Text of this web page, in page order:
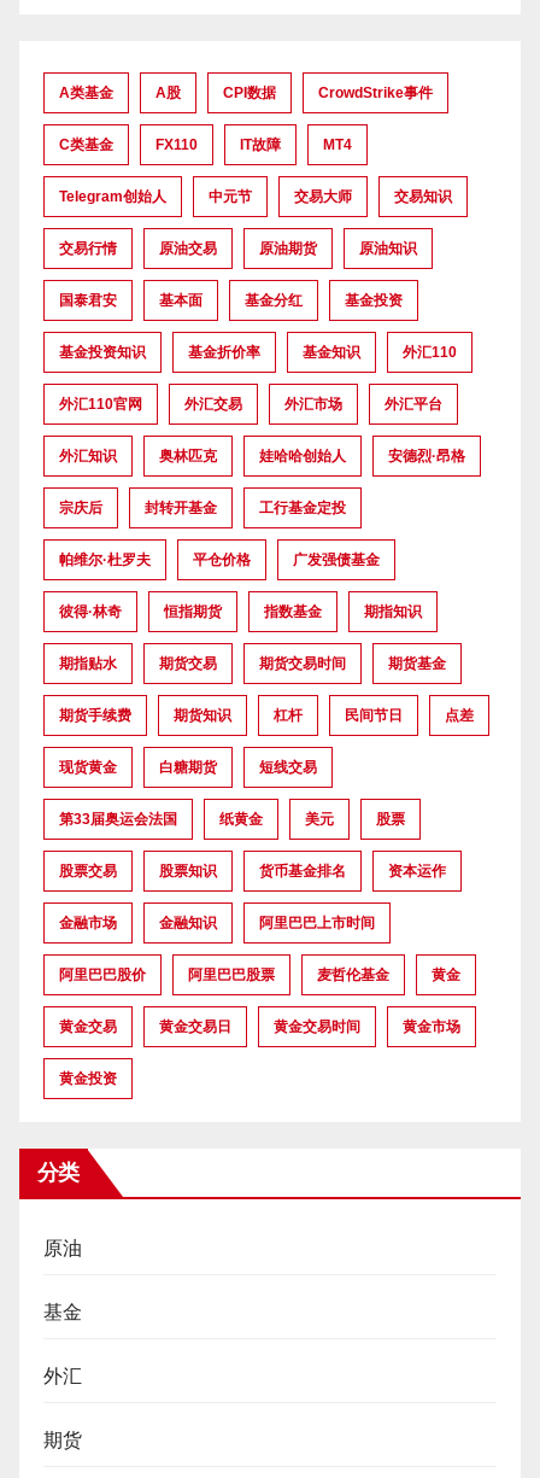
A类基金 A股 CPI数据 CrowdStrike事件
C类基金 FX110 IT故障 MT4
Telegram创始人 中元节 交易大师 交易知识
交易行情 原油交易 原油期货 原油知识
国泰君安 基本面 基金分红 基金投资
基金投资知识 基金折价率 基金知识 外汇110
外汇110官网 外汇交易 外汇市场 外汇平台
外汇知识 奥林匹克 娃哈哈创始人 安德烈·昂格
宗庆后 封转开基金 工行基金定投
帕维尔·杜罗夫 平仓价格 广发强债基金
彼得·林奇 恒指期货 指数基金 期指知识
期指贴水 期货交易 期货交易时间 期货基金
期货手续费 期货知识 杠杆 民间节日 点差
现货黄金 白糖期货 短线交易
第33届奥运会法国 纸黄金 美元 股票
股票交易 股票知识 货币基金排名 资本运作
金融市场 金融知识 阿里巴巴上市时间
阿里巴巴股价 阿里巴巴股票 麦哲伦基金 黄金
黄金交易 黄金交易日 黄金交易时间 黄金市场
黄金投资
分类
原油
基金
外汇
期货